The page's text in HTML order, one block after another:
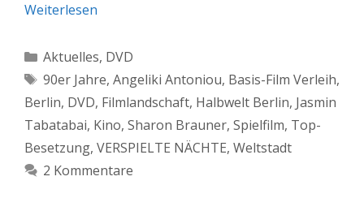
Weiterlesen
Kategorien
Aktuelles, DVD
Schlagwörter
90er Jahre, Angeliki Antoniou, Basis-Film Verleih,
Berlin, DVD, Filmlandschaft, Halbwelt Berlin, Jasmin
Tabatabai, Kino, Sharon Brauner, Spielfilm, Top-
Besetzung, VERSPIELTE NÄCHTE, Weltstadt
2 Kommentare